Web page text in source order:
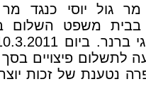
גול יוסי כנגד מר
בבית משפט השלום
נטענת של זכות